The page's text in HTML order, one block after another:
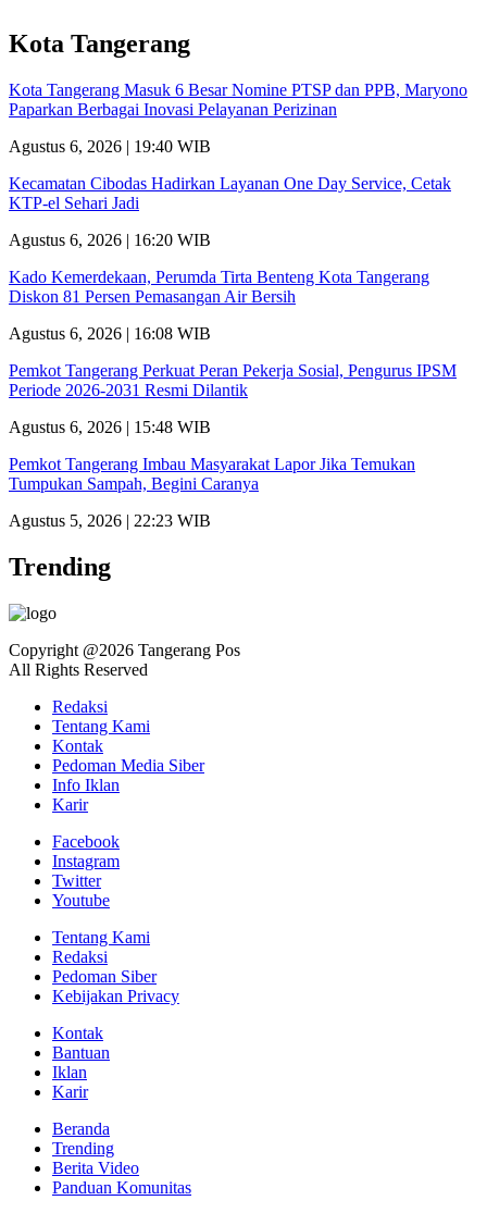
Kota Tangerang
Kota Tangerang Masuk 6 Besar Nomine PTSP dan PPB, Maryono
Paparkan Berbagai Inovasi Pelayanan Perizinan
Agustus 6, 2026 | 19:40 WIB
Kecamatan Cibodas Hadirkan Layanan One Day Service, Cetak
KTP-el Sehari Jadi
Agustus 6, 2026 | 16:20 WIB
Kado Kemerdekaan, Perumda Tirta Benteng Kota Tangerang
Diskon 81 Persen Pemasangan Air Bersih
Agustus 6, 2026 | 16:08 WIB
Pemkot Tangerang Perkuat Peran Pekerja Sosial, Pengurus IPSM
Periode 2026-2031 Resmi Dilantik
Agustus 6, 2026 | 15:48 WIB
Pemkot Tangerang Imbau Masyarakat Lapor Jika Temukan
Tumpukan Sampah, Begini Caranya
Agustus 5, 2026 | 22:23 WIB
Trending
Copyright @2026 Tangerang Pos
All Rights Reserved
Redaksi
Tentang Kami
Kontak
Pedoman Media Siber
Info Iklan
Karir
Facebook
Instagram
Twitter
Youtube
Tentang Kami
Redaksi
Pedoman Siber
Kebijakan Privacy
Kontak
Bantuan
Iklan
Karir
Beranda
Trending
Berita Video
Panduan Komunitas